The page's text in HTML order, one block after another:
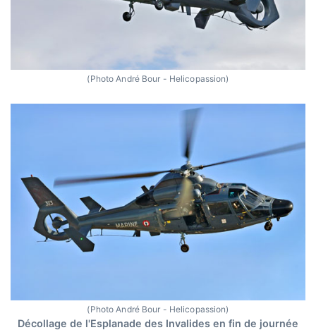
(Photo André Bour - Helicopassion)
(Photo André Bour - Helicopassion)
Décollage de l'Esplanade des Invalides en fin de journée